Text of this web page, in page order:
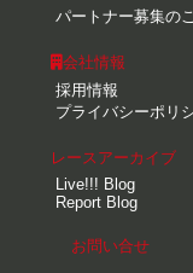
パートナー募集の
会社情報
採用情報
プライバシーポリ
レースアーカイブ
Live!!! Blog
Report Blog
お問い合せ